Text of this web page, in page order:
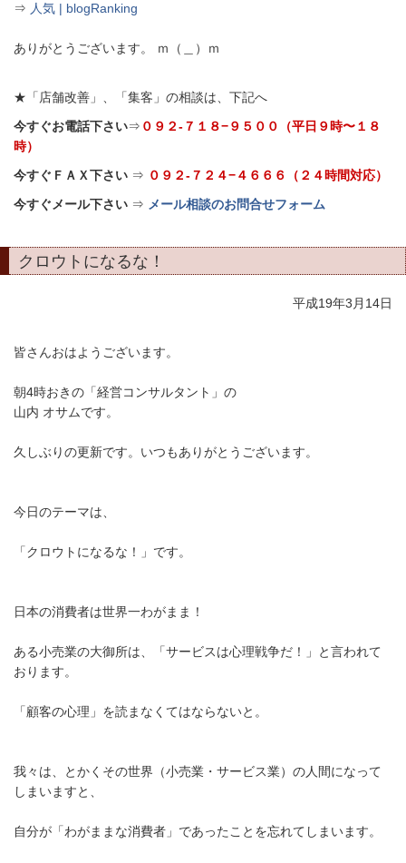
⇒ 人気 | blogRanking
ありがとうございます。 ｍ（＿）ｍ
★「店舗改善」、「集客」の相談は、下記へ
今すぐお電話下さい⇒ ０９２-７１８−９５００（平日９時〜１８
時）
今すぐＦＡＸ下さい ⇒ ０９２-７２４−４６６６（２４時間対応）
今すぐメール下さい ⇒ メール相談のお問合せフォーム
クロウトになるな！
平成19年3月14日
皆さんおはようございます。
朝4時おきの「経営コンサルタント」の
山内 オサムです。
久しぶりの更新です。いつもありがとうございます。
今日のテーマは、
「クロウトになるな！」です。
日本の消費者は世界一わがまま！
ある小売業の大御所は、「サービスは心理戦争だ！」と言われて
おります。
「顧客の心理」を読まなくてはならないと。
我々は、とかくその世界（小売業・サービス業）の人間になって
しまいますと、
自分が「わがままな消費者」であったことを忘れてしまいます。